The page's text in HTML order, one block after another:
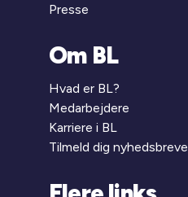
Presse
Om BL
Hvad er BL?
Medarbejdere
Karriere i BL
Tilmeld dig nyhedsbreve